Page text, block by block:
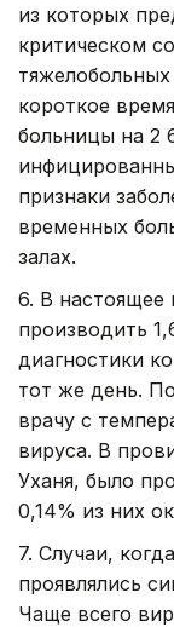
из которых
критическом
короткое
больницы на 2
признаки
временных
залах.
6. В
производить
диагностики
тот же день.
врачу с
вируса. В
Уханя, было
0,14% из них
7. Случаи,
проявлялись
Чаще всего